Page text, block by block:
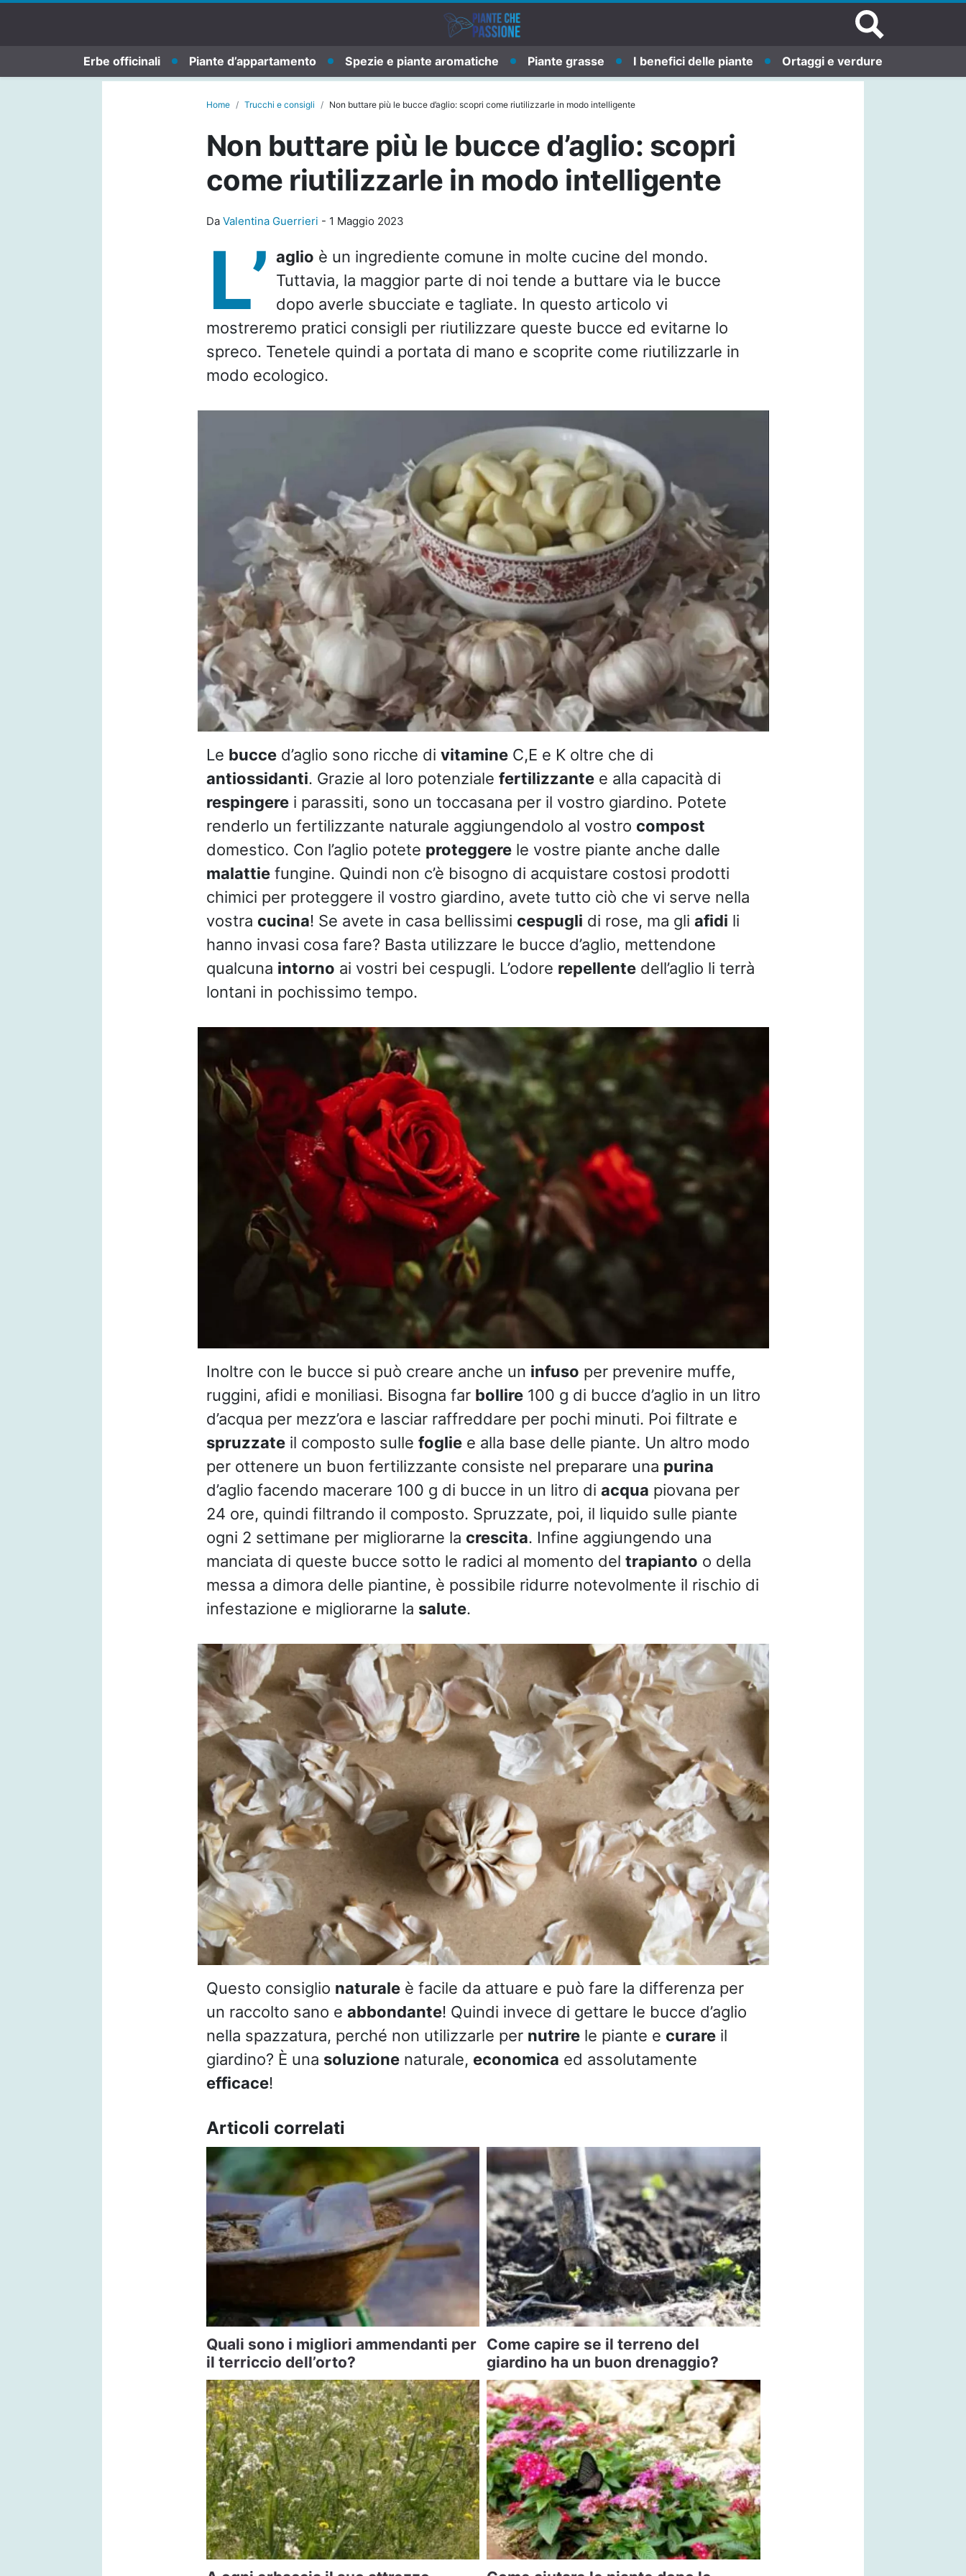
Erbe officinali Piante d’appartamento Spezie e piante aromatiche Piante grasse I benefici delle piante Ortaggi e verdure
Home Trucchi e consigli Non buttare più le bucce d’aglio: scopri come riutilizzarle in modo intelligente
Non buttare più le bucce d’aglio: scopri
come riutilizzarle in modo intelligente
Da Valentina Guerrieri - 1 Maggio 2023
L’ aglio è un ingrediente comune in molte cucine del mondo.
Tuttavia, la maggior parte di noi tende a buttare via le bucce
dopo averle sbucciate e tagliate. In questo articolo vi
mostreremo pratici consigli per riutilizzare queste bucce ed evitarne lo
spreco. Tenetele quindi a portata di mano e scoprite come riutilizzarle in
modo ecologico.
Le bucced’aglio sono ricche di vitamineC,E e K oltre che di
antiossidanti. Grazie al loro potenziale fertilizzantee alla capacità di
respingerei parassiti, sono un toccasana per il vostro giardino. Potete
renderlo un fertilizzante naturale aggiungendolo al vostro compost
domestico. Con l’aglio potete proteggerele vostre piante anche dalle
malattiefungine. Quindi non c’è bisogno di acquistare costosi prodotti
chimici per proteggere il vostro giardino, avete tutto ciò che vi serve nella
vostra cucina! Se avete in casa bellissimi cespugli di rose, ma gli afidi li
hanno invasi cosa fare? Basta utilizzare le bucce d’aglio, mettendone
qualcuna intorno ai vostri bei cespugli. L’odore repellentedell’aglio li terrà
lontani in pochissimo tempo.
Inoltre con le bucce si può creare anche un infuso per prevenire muffe,
ruggini, afidi e moniliasi. Bisogna far bollire100 g di bucce d’aglio in un litro
d’acqua per mezz’ora e lasciar raffreddare per pochi minuti. Poi filtrate e
spruzzateil composto sulle fogliee alla base delle piante. Un altro modo
per ottenere un buon fertilizzante consiste nel preparare una purina
d’aglio facendo macerare 100 g di bucce in un litro di acqua piovana per
24 ore, quindi filtrando il composto. Spruzzate, poi, il liquido sulle piante
ogni 2 settimane per migliorarne la crescita. Infine aggiungendo una
manciata di queste bucce sotto le radici al momento del trapianto o della
messa a dimora delle piantine, è possibile ridurre notevolmente il rischio di
infestazione e migliorarne la salute.
Questo consiglio naturaleè facile da attuare e può fare la differenza per
un raccolto sano e abbondante! Quindi invece di gettare le bucce d’aglio
nella spazzatura, perché non utilizzarle per nutrirele piante e curareil
giardino? È una soluzionenaturale, economica ed assolutamente
efficace!
Articoli correlati
Quali sono i migliori ammendanti per
il terriccio dell’orto?
Come capire se il terreno del
giardino ha un buon drenaggio?